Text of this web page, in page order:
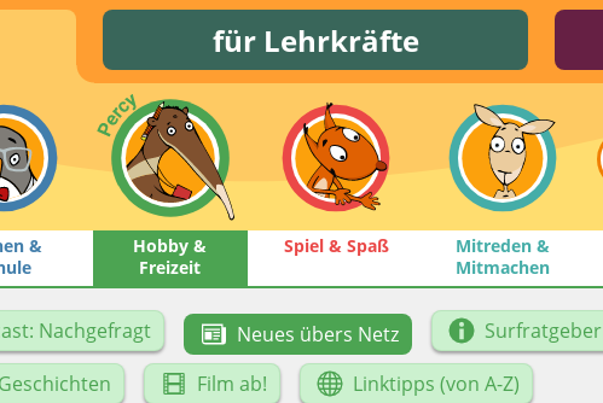
für Lehrkräfte
&
Hobby &
Freizeit
Spiel & Spaß
Mitreden &
Mitmachen
Nachgefragt Neues übers Netz Surfratgeber
Film ab! Linktipps (von A-Z)